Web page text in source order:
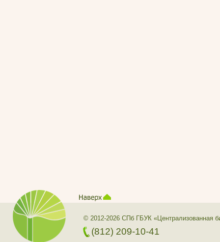
© 2012-2026 СПб ГБУК «Централизованная
(812) 209-10-41